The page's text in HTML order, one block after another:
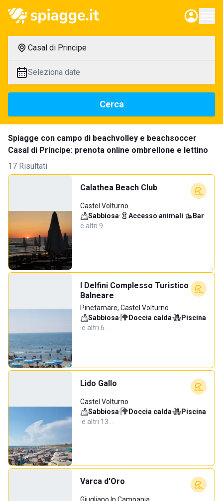
Casal di Principe
Seleziona date
Cerca
Spiagge con campo di beachvolley e beachsoccer
Casal di Principe: prenota online ombrellone e lettino
17 Risultati
Calathea Beach Club
Castel Volturno
Sabbiosa· Accesso animali· Bar·
e altri 9…
I Delfini Complesso Turistico
Balneare
Pinetamare, Castel Volturno
Sabbiosa· Doccia calda·
Piscina
·e altri 6…
Lido Gallo
Castel Volturno
Sabbiosa· Doccia calda·
Piscina
·e altri 13…
Varca d'Oro